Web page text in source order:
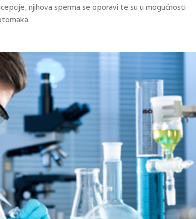
njihova sperma se oporavi te su u mogućnosti